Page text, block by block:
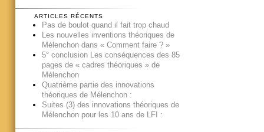
ARTICLES RÉCENTS
Pas de boulot quand il fait trop chaud
Les nouvelles inventions théoriques de
Mélenchon dans « Comment faire ? »
5° conclusion Les conséquences des 85
pages de « cadres théoriques » de
Mélenchon
Quatrième partie des innovations
théoriques de Mélenchon :
Suites (3) des innovations théoriques de
Mélenchon pour les 10 ans de LFI :